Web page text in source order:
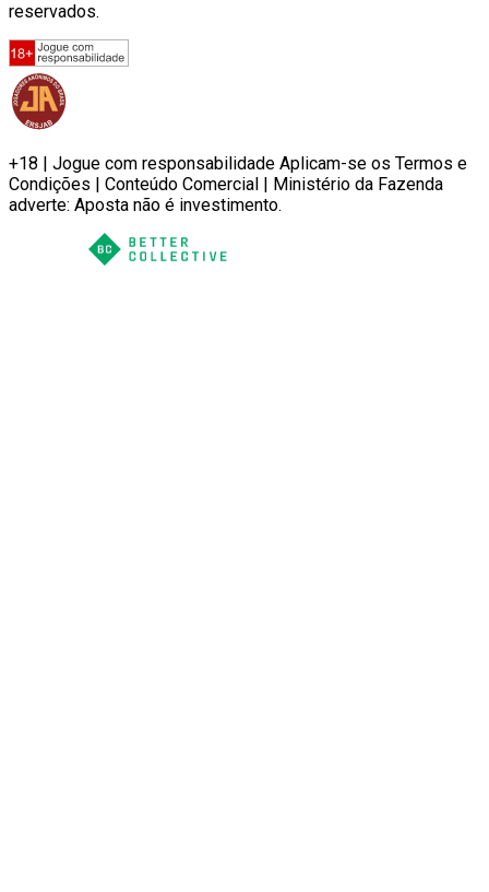
reservados.
+18 | Jogue com responsabilidade Aplicam-se os Termos e
Condições | Conteúdo Comercial | Ministério da Fazenda
adverte: Aposta não é investimento.